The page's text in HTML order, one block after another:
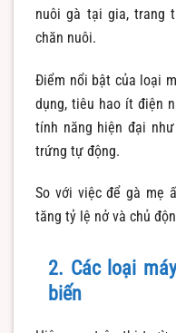
nuôi gà tại gia, trang
chăn nuôi.
Điểm nổi bật của loại
dụng, tiêu hao ít điện
tính năng hiện đại
trứng tự động.
So với việc để gà mẹ
tăng tỷ lệ nở và chủ
2. Các loại
biến